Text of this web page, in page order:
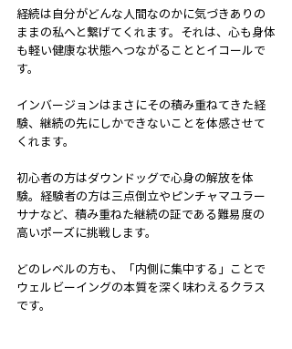
経続は⾃分がどんな人間なのかに気づきありの
ままの私へと繋げてくれます。それは、心も身体
も軽い健康な状態へつながることとイコールで
す。
インバージョンはまさにその積み重ねてきた経
験、継続の先にしかできないことを体感させて
くれます。
初心者の方はダウンドッグで心身の解放を体
験。経験者の方は三点倒立やピンチャマユラー
サナなど、積み重ねた継続の証である難易度の
高いポーズに挑戦します。
どのレベルの方も、「内側に集中する」ことで
ウェルビーイングの本質を深く味わえるクラス
です。